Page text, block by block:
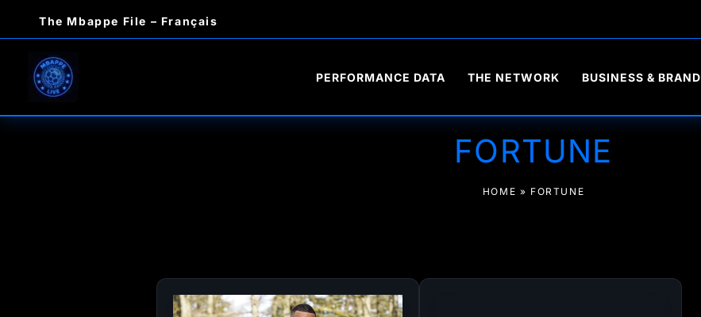
contenu
The Mbappe File – Français
PERFORMANCE DATA THE NETWORK BUSINESS & BRAND
FORTUNE
HOME » FORTUNE